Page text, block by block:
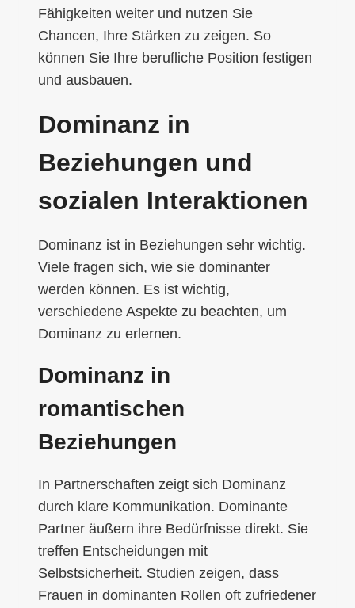
Fähigkeiten weiter und nutzen Sie
Chancen, Ihre Stärken zu zeigen. So
können Sie Ihre berufliche Position festigen
und ausbauen.
Dominanz in
Beziehungen und
sozialen Interaktionen
Dominanz ist in Beziehungen sehr wichtig.
Viele fragen sich, wie sie dominanter
werden können. Es ist wichtig,
verschiedene Aspekte zu beachten, um
Dominanz zu erlernen.
Dominanz in
romantischen
Beziehungen
In Partnerschaften zeigt sich Dominanz
durch klare Kommunikation. Dominante
Partner äußern ihre Bedürfnisse direkt. Sie
treffen Entscheidungen mit
Selbstsicherheit. Studien zeigen, dass
Frauen in dominanten Rollen oft zufriedener